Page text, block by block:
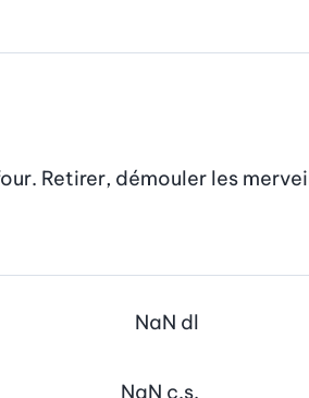
Retirer, démouler les
NaN dl
NaN c.s.